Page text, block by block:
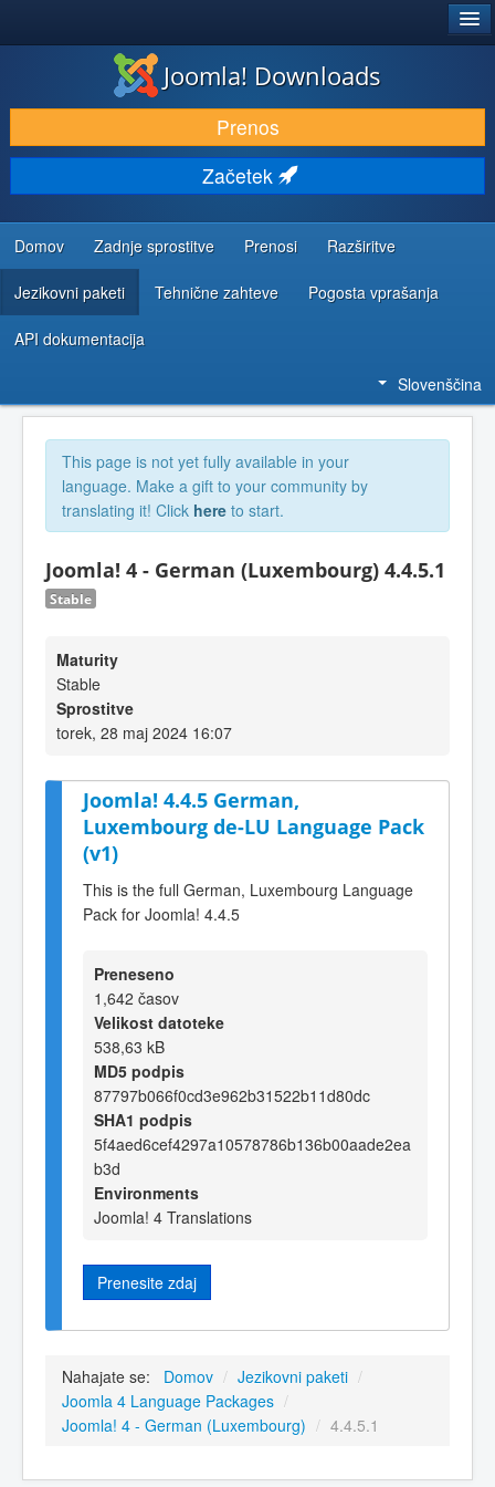
PRENESI IN RAZŠIRI
ODKRIJTE & IZVEJTE
SKUPNOST IN PODPORA
VIRI ZA RAZVIJALCE
Joomla! Downloads
Prenos
Začetek
Domov Zadnje sprostitve Prenosi Razširitve
Jezikovni paketi Tehnične zahteve Pogosta vprašanja
API dokumentacija
Slovenščina
This page is not yet fully available in your
language. Make a gift to your community by
translating it! Click here to start.
Joomla! 4 - German (Luxembourg) 4.4.5.1
Stable
Maturity
Stable
Sprostitve
torek, 28 maj 2024 16:07
Joomla! 4.4.5 German,
Luxembourg de-LU Language Pack
(v1)
This is the full German, Luxembourg Language
Pack for Joomla! 4.4.5
Preneseno
1,642 časov
Velikost datoteke
538,63 kB
MD5 podpis
87797b066f0cd3e962b31522b11d80dc
SHA1 podpis
5f4aed6cef4297a10578786b136b00aade2ea
b3d
Environments
Joomla! 4 Translations
Prenesite zdaj
Nahajate se: Domov / Jezikovni paketi /
Joomla 4 Language Packages /
Joomla! 4 - German (Luxembourg) / 4.4.5.1